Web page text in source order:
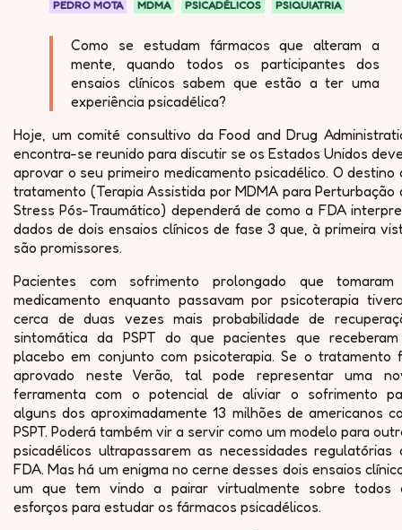
PEDRO MOTA MDMA PSICADÉLICOS PSIQUIATRIA
Como se estudam fármacos que alteram a
mente, quando todos os participantes dos
ensaios clínicos sabem que estão a ter uma
experiência psicadélica?
Hoje, um comité consultivo da Food and Drug
encontra-se reunido para discutir se os Estados Unidos
aprovar o seu primeiro medicamento psicadélico. O destino
tratamento (Terapia Assistida por MDMA para Perturbação
Stress Pós-Traumático) dependerá de como a FDA
dados de dois ensaios clínicos de fase 3 que, à primeira
são promissores.
Pacientes com sofrimento prolongado que
medicamento enquanto passavam por psicoterapia
cerca de duas vezes mais probabilidade de
sintomática da PSPT do que pacientes que
placebo em conjunto com psicoterapia. Se o tratamento
aprovado neste Verão, tal pode representar uma
ferramenta com o potencial de aliviar o sofrimento
alguns dos aproximadamente 13 milhões de americanos
PSPT. Poderá também vir a servir como um modelo para
psicadélicos ultrapassarem as necessidades regulatórias
FDA. Mas há um enigma no cerne desses dois ensaios
um que tem vindo a pairar virtualmente sobre todos
esforços para estudar os fármacos psicadélicos.